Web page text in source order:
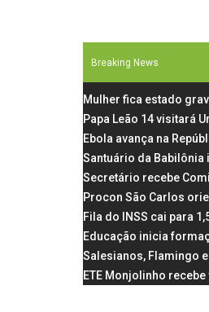
Breaking News
Mulher fica estado
Papa Leão 14 visitará
Ebola avança na
Santuário da Babilônia
Secretário recebe
Procon São Carlos
Fila do INSS cai para
Educação inicia
Salesianos, Flamingo
ETE Monjolinho